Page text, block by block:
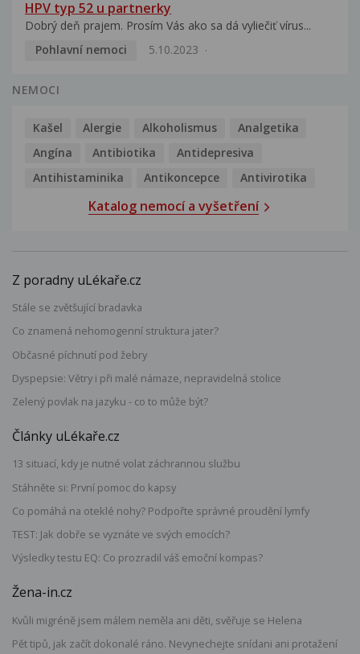
HPV typ 52 u partnerky
Dobrý deň prajem. Prosím Vás ako sa dá vyliečiť vírus...
Pohlavní nemoci
5.10.2023
NEMOCI
Kašel Alergie Alkoholismus
Analgetika
Angína
Antibiotika
Antidepresiva
Antihistaminika
Antikoncepce Antivirotika
Katalog nemocí a vyšetření
Z poradny uLékaře.cz
Stále se zvětšující bradavka
Co znamená nehomogenní struktura jater?
Občasné píchnutí pod žebry
Dyspepsie: Větry i při malé námaze, nepravidelná stolice
Zelený povlak na jazyku - co to může být?
Články uLékaře.cz
13 situací, kdy je nutné volat záchrannou službu
Stáhněte si: První pomoc do kapsy
Co pomáhá na oteklé nohy? Podpořte správné proudění lymfy
TEST: Jak dobře se vyznáte ve svých emocích?
Výsledky testu EQ: Co prozradil váš emoční kompas?
Žena-in.cz
Kvůli migréně jsem málem neměla ani děti, svěřuje se Helena
Pět tipů, jak začít dokonalé ráno. Nevynechejte snídani ani protažení